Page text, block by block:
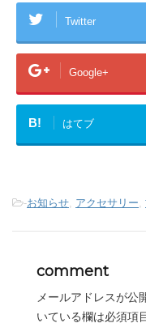
Twitter
Google+
B! はてブ
-お知らせ アクセサリー
comment
メールアドレスが公
いている欄は必須項